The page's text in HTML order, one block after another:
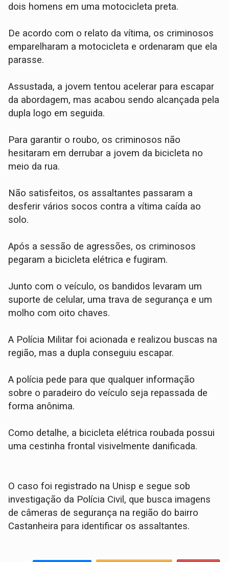
dois homens em uma motocicleta preta.
​De acordo com o relato da vítima, os criminosos
emparelharam a motocicleta e ordenaram que ela
parasse.
Assustada, a jovem tentou acelerar para escapar
da abordagem, mas acabou sendo alcançada pela
dupla logo em seguida.
Para garantir o roubo, os criminosos não
hesitaram em derrubar a jovem da bicicleta no
meio da rua.
Não satisfeitos, os assaltantes passaram a
desferir vários socos contra a vítima caída ao
solo.
​Após a sessão de agressões, os criminosos
pegaram a bicicleta elétrica e fugiram.
Junto com o veículo, os bandidos levaram um
suporte de celular, uma trava de segurança e um
molho com oito chaves.
​A Polícia Militar foi acionada e realizou buscas na
região, mas a dupla conseguiu escapar.
A polícia pede para que qualquer informação
sobre o paradeiro do veículo seja repassada de
forma anônima.
Como detalhe, a bicicleta elétrica roubada possui
uma cestinha frontal visivelmente danificada.
​O caso foi registrado na Unisp e segue sob
investigação da Polícia Civil, que busca imagens
de câmeras de segurança na região do bairro
Castanheira para identificar os assaltantes.